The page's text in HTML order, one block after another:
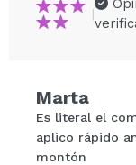
Tu vídeo
|
Marta
Es literal el
aplico rápido
montón